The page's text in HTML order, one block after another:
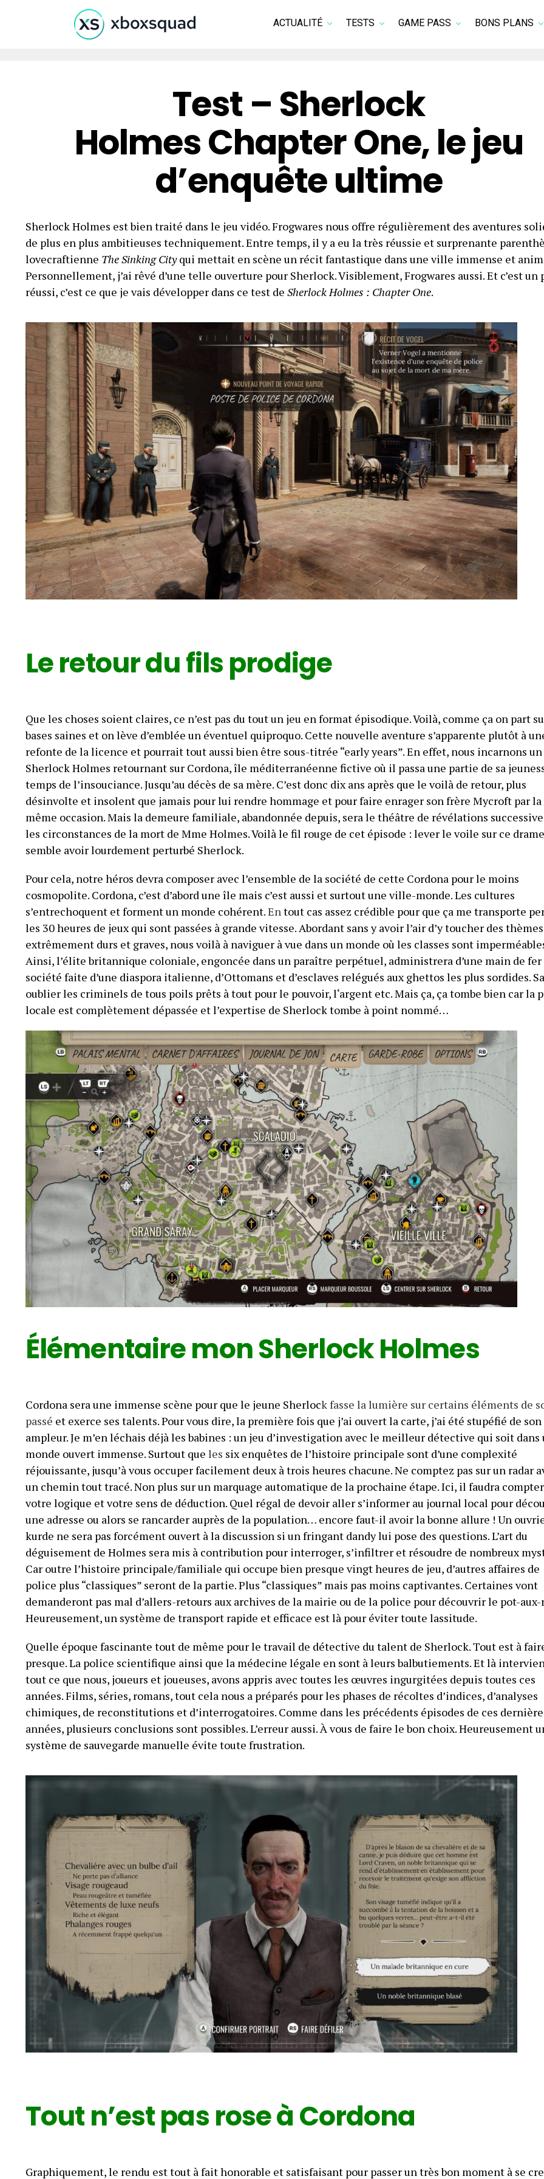
ACTUALITÉ TESTS GAME PASS BONS PLANS
Test – Sherlock
Holmes Chapter One, le jeu
d’enquête ultime
Sherlock Holmes est bien traité dans le jeu vidéo. Frogwares nous offre régulièrement des aventures
de plus en plus ambitieuses techniquement. Entre temps, il y a eu la très réussie et surprenante
lovecraftienne The Sinking Cityqui mettait en scène un récit fantastique dans une ville immense et
Personnellement, j’ai rêvé d’une telle ouverture pour Sherlock. Visiblement, Frogwares aussi. Et c’est un
réussi, c’est ce que je vais développer dans ce test de Sherlock Holmes : Chapter One.
Le retour du fils prodige
Que les choses soient claires, ce n’est pas du tout un jeu en format épisodique. Voilà, comme ça on part
bases saines et on lève d’emblée un éventuel quiproquo. Cette nouvelle aventure s’apparente plutôt à
refonte de la licence et pourrait tout aussi bien être sous-titrée “early years”. En effet, nous incarnons un
Sherlock Holmes retournant sur Cordona, île méditerranéenne fictive où il passa une partie de sa
temps de l’insouciance. Jusqu’au décès de sa mère. C’est donc dix ans après que le voilà de retour, plus
désinvolte et insolent que jamais pour lui rendre hommage et pour faire enrager son frère Mycroft par la
même occasion. Mais la demeure familiale, abandonnée depuis, sera le théâtre de révélations
les circonstances de la mort de Mme Holmes. Voilà le fil rouge de cet épisode : lever le voile sur ce
semble avoir lourdement perturbé Sherlock.
Pour cela, notre héros devra composer avec l’ensemble de la société de cette Cordona pour le moins
cosmopolite. Cordona, c’est d’abord une île mais c’est aussi et surtout une ville-monde. Les cultures
s’entrechoquent et forment un monde cohérent.En tout cas assez crédible pour que ça me transporte
les 30 heures de jeux qui sont passées à grande vitesse. Abordant sans y avoir l’air d’y toucher des thèmes
extrêmement durs et graves, nous voilà à naviguer à vue dans un monde où les classes sont
Ainsi, l’élite britannique coloniale, engoncée dans un paraître perpétuel, administrera d’une main de fer
société faite d’une diaspora italienne, d’Ottomans et d’esclaves relégués aux ghettos les plus sordides.
oublier les criminels de tous poils prêts à tout pour le pouvoir, l‘argent etc. Mais ça, ça tombe bien car la
locale est complètement dépassée et l’expertise de Sherlock tombe à point nommé…
Élémentaire mon Sherlock Holmes
Cordona sera une immense scène pour que le jeune Sherlockfasse la lumière sur certains éléments de
passé et exerce ses talents. Pour vous dire, la première fois que j’ai ouvert la carte, j’ai été stupéfié de son
ampleur. Je m’en léchais déjà les babines : un jeu d’investigation avec le meilleur détective qui soit dans
monde ouvert immense. Surtout que les six enquêtes de l’histoire principale sont d’une complexité
réjouissante, jusqu’à vous occuper facilement deux à trois heures chacune. Ne comptez pas sur un radar
un chemin tout tracé. Non plus sur un marquage automatique de la prochaine étape. Ici, il faudra
votre logique et votre sens de déduction. Quel régal de devoir aller s’informer au journal local pour
une adresse ou alors se rancarder auprès de la population… encore faut-il avoir la bonne allure ! Un
kurde ne sera pas forcément ouvert à la discussion si un fringant dandy lui pose des questions. L’art du
déguisement de Holmes sera mis à contribution pour interroger, s’infiltrer et résoudre de nombreux
Car outre l’histoire principale/familiale qui occupe bien presque vingt heures de jeu, d’autres affaires de
police plus “classiques” seront de la partie. Plus “classiques” mais pas moins captivantes. Certaines vont
demanderont pas mal d’allers-retours aux archives de la mairie ou de la police pour découvrir le pot-aux-
Heureusement, un système de transport rapide et efficace est là pour éviter toute lassitude.
Quelle époque fascinante tout de même pour le travail de détective du talent de Sherlock. Tout est à
presque. La police scientifique ainsi que la médecine légale en sont à leurs balbutiements. Et là
tout ce que nous, joueurs et joueuses, avons appris avec toutes les œuvres ingurgitées depuis toutes ces
années. Films, séries, romans, tout cela nous a préparés pour les phases de récoltes d’indices, d’analyses
chimiques, de reconstitutions et d’interrogatoires. Comme dans les précédents épisodes de ces
années, plusieurs conclusions sont possibles. L’erreur aussi. À vous de faire le bon choix. Heureusement
système de sauvegarde manuelle évite toute frustration.
Tout n’est pas rose à Cordona
Graphiquement, le rendu est tout à fait honorable et satisfaisant pour passer un très bon moment à se